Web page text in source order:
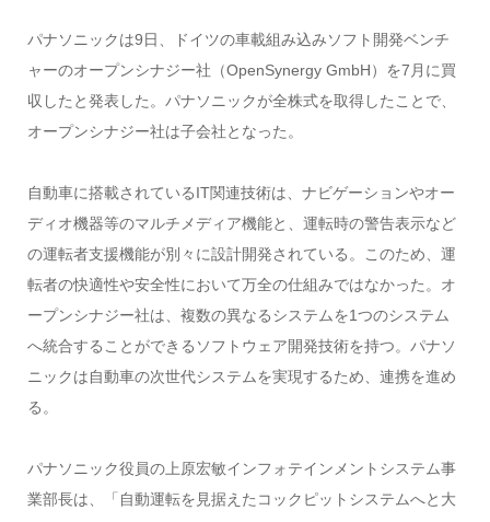
パナソニックは9日、ドイツの車載組み込みソフト開発ベンチ
ャーのオープンシナジー社（OpenSynergy GmbH）を7月に買
収したと発表した。パナソニックが全株式を取得したことで、
オープンシナジー社は子会社となった。
自動車に搭載されているIT関連技術は、ナビゲーションやオー
ディオ機器等のマルチメディア機能と、運転時の警告表示など
の運転者支援機能が別々に設計開発されている。このため、運
転者の快適性や安全性において万全の仕組みではなかった。オ
ープンシナジー社は、複数の異なるシステムを1つのシステム
へ統合することができるソフトウェア開発技術を持つ。パナソ
ニックは自動車の次世代システムを実現するため、連携を進め
る。
パナソニック役員の上原宏敏インフォテインメントシステム事
業部長は、「自動運転を見据えたコックピットシステムへと大